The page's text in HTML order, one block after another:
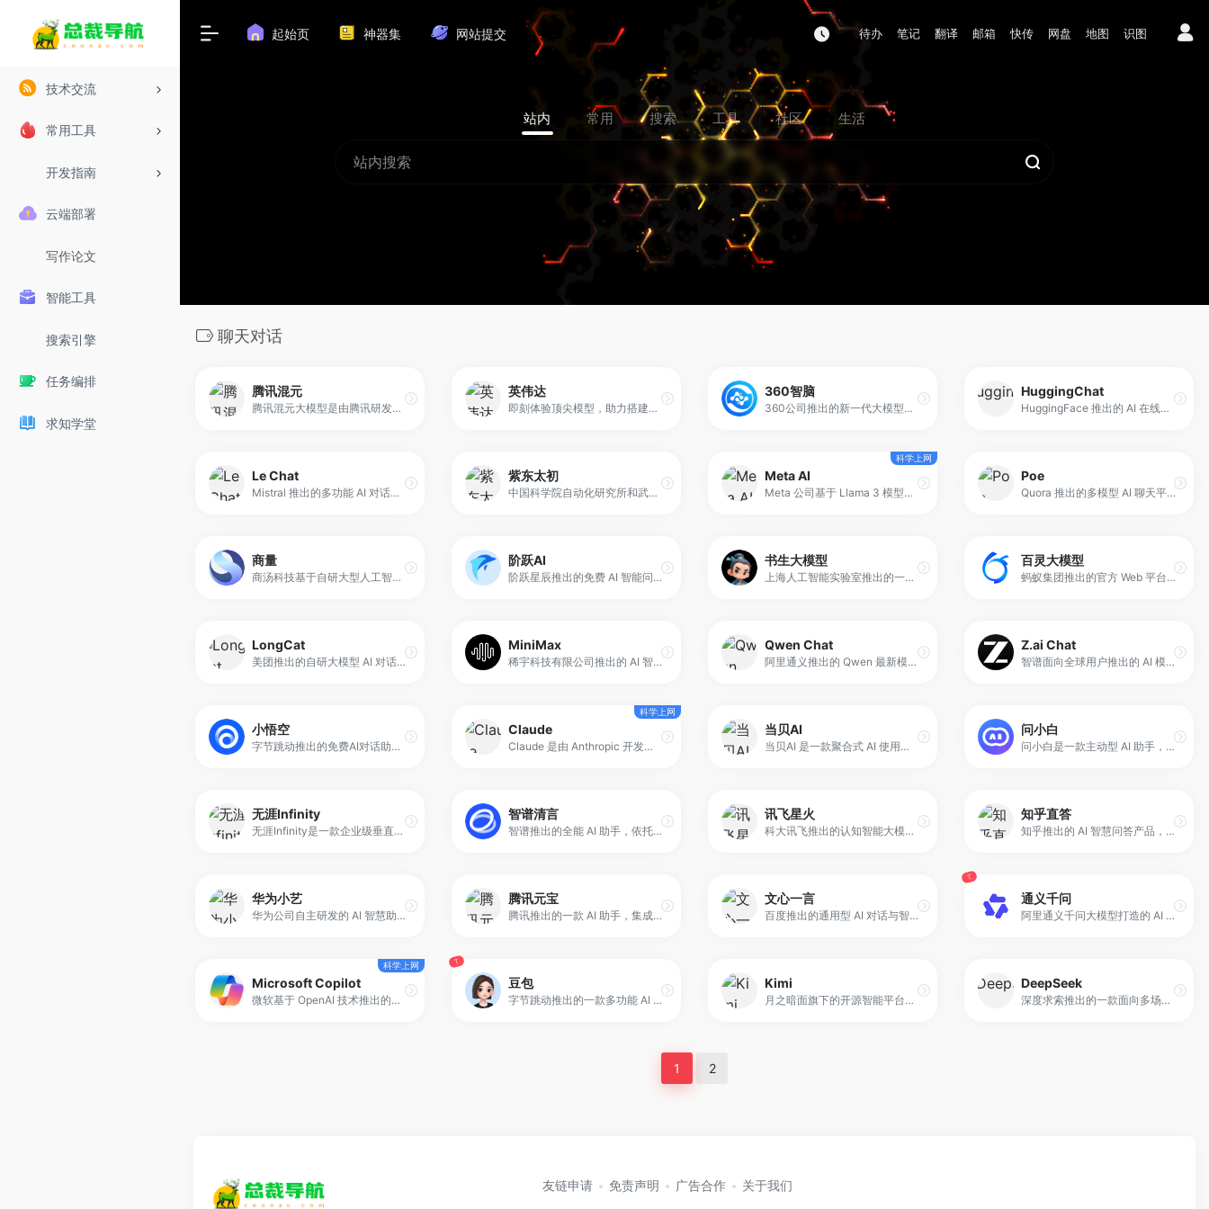
技术交流
常用工具
开发指南
云端部署
写作论文
智能工具
搜索引擎
任务编排
求知学堂
起始页 神器集 网站提交 待办 笔记 翻译 邮箱 快传 网盘 地图 识图
站内 常用 搜索 工具 社区 生活
聊天对话
腾讯混元
腾讯混元大模型是由腾讯研发的大语言模型，具备跨领域知识和自然语言理解能力，实现基于人机自然语言对话的方式，理解用户指令并执行任务，帮助用户实现人获取信息，知识和灵感。
英伟达
即刻体验顶尖模型，助力搭建企业级生成式人工智能应用。
360智脑
360公司推出的新一代大模型驱动数字人，融合人工智能、大数据分析和数字人技术。它具备形象化和拟人化交互能力，可进行知识问答、资料查找、内容分析和信息总结，为用户提供智能辅助和个性化学习支持。
HuggingChat
HuggingFace 推出的 AI 在线聊天机器人，基于 300 亿参数的 Open Assistant 模型。它能执行内容生成、问答、代码编写等多任务，并且不存储用户聊天数据，专注于提供安全、快速和个性化的对话体验。
Le Chat
Mistral 推出的多功能 AI 对话聊天助手，基于 Magistral 模型提供多语言理解和推理能力。它支持文本与语音输入，可执行深度研究、图像与代码生成、文档协作和网页搜索等功能。
紫东太初
中国科学院自动化研究所和武汉人工智能研究院推出新一代多模态大模型，支持多轮问答、文本创作、图像生成、3D理解、信号分析等全面问答任务，拥有更强的认知、理解、创作能力，带来全新互动体验。
科学上网
Meta AI
Meta 公司基于 Llama 3 模型推出的免费 AI 聊天机器人，被集成在旗下社交平台和网页版中。它不仅支持自然语言对话，还具备图像生成、动画制作、GIF 创作及实时搜索等多功能。
Poe
Quora 推出的多模型 AI 聊天平台，支持 ChatGPT、Claude、Gemini 等多种知名 AI 模型。用户可在一个统一界面进行实时对话、内容创作、编程辅助与翻译任务。
商量
商汤科技基于自研大型人工智能模型体系“日日新”(SenseNova)开发的 AI 聊天助手。平台不仅支持自然语言多轮对话，还具备逻辑推理、语言纠错、文本创作、情感分析以及多模态处理能力。
阶跃AI
阶跃星辰推出的免费 AI 智能问答助手，支持连续多轮对话和多模态交互。通过文本、图像、视频及网页内容的理解与分析，平台还包括 AI 视频生成、文档阅读、研究报告生成等功能。
书生大模型
上海人工智能实验室推出的一系列 AI 助手平台，涵盖 InternLM 与 InternVL 等模型，定位于可响应人类指令、支持多模态输入与复杂任务处理的智能体。
百灵大模型
蚂蚁集团推出的官方 Web 平台，用于与其自研的百灵大模型家族进行交互和体验。平台支持体验 Ling-1T、Ring-1T 等模型，强调高速响应与复杂推理能力，同时原生支持多模态输入，如图片识别和音频识别。
LongCat
美团推出的自研大模型 AI 对话平台，定位于具备高性能推理能力和智能体任务优势的通用大模型。其最新版本 LongCat-Flash-Chat 已正式开源，采用混合专家模型（MoE）架构，总参数规模达 5600 亿。
MiniMax
稀宇科技有限公司推出的 AI 智能问答助手，基于顶尖多模态大语言模型打造的智能AI伙伴，支持MCP多智能体协作，让AI团队为你高效解决复杂问题。10倍速获取信息，10倍速解决问题，无论你是学生、职场人士、自由工作者还是创作者，Agent都能随叫随到，一触即用。
Qwen Chat
阿里通义推出的 Qwen 最新模型体验平台，用于集中展示和体验 Qwen 系列大模型能力。平台支持在同一界面中调用多个 Qwen 模型进行对话与任务处理，帮助用户直观对比不同模型在理解、生成和推理方面的表现。
Z.ai Chat
智谱面向全球用户推出的 AI 模型体验与能力整合平台，核心定位是 多模型统一体验与应用开发入口。平台集成了包括 GLM-4.7、GLM-4.6V 在内的多种先进模型，重点提升自然语言理解、生成与多语言处理能力。
小悟空
字节跳动推出的免费AI对话助手和个人助理，定位为“私人助理”类服务产品。它以轻量化、便捷性为核心，旨在帮助用户完成日常生活中的信息查询、任务处理与智能服务。
科学上网
Claude
Claude 是由 Anthropic 开发的 AI 助手，用户可以通过对话与其完成写作、总结、信息整理、创意生成等任务。它的核心特点在于支持多轮交互，能够理解上下文并持续跟进用户需求，从而更贴近“助手式协作”。Claude 适合需要在对话中不断迭代、反复完善内容的用户群体，包括内容创作者、学生、职场人士与团队协作场景。
当贝AI
当贝AI 是一款聚合式 AI 使用平台，核心定位是为普通用户和高频使用者提供稳定、高效的大模型体验。平台支持包括 DeepSeek-R1 671B、豆包、通义千问、智谱等在内的多种主流 AI 模型，用户可以根据不同任务自由选择或切换。
问小白
问小白是一款主动型 AI 助手，面向普通用户与内容创作者，提供多场景智能服务。平台支持 Deepseek R1/V3/V3.1、问小白5（对标 OpenAI GPT-5）等顶级大模型，并且强调免费使用。其核心特点是集合 AI 联网搜索、AI 学术搜索、Deep Research、AI 图片编辑与生成、以及 AI 智能体情感陪伴等能力，试图构建一个既能“做事”，又能“陪伴”的综合型 AI 平台。
无涯Infinity
无涯Infinity是一款企业级垂直领域问答产品，它以 星环大模型底座为核心能力，结合 个人知识库、企业知识库、法律法规、财经等多种知识源，实现“跨知识源、跨场景”的智能问答与信息检索。
智谱清言
智谱推出的全能 AI 助手，依托 GLM-4.6 大模型，具备强大的语言理解和多模态处理能力。平台支持精通对话、写作与编程，同时能够理解图像和文档内容，为用户提供智能答疑、创意激发及任务辅助服务。
讯飞星火
科大讯飞推出的认知智能大模型，具备跨领域知识和语言理解能力。平台支持自然语言交互，能够执行任务、回答问题、进行逻辑推理、数学题解答，以及代码理解与编写等操作。
知乎直答
知乎推出的 AI 智慧问答产品，基于大模型技术和多智能体系统，能够从知乎社区的优质内容及其他数据源中整合信息，为用户提供高质量答案。平台通过自然语言理解和深度学习算法优化搜索结果，支持多维度问题解析，使用户能够快速获取权威、可信的内容，并满足多种信息需求。
华为小艺
华为公司自主研发的 AI 智慧助手，集成最新人工智能技术，为用户提供多场景、多功能的智能服务。小艺支持 AI 知识问答、文档助手、写作辅助、编码辅助、鸿蒙代码生成与问答、AI 识图等功能。
腾讯元宝
腾讯推出的一款 AI 助手，集成 DeepSeek 搜索引擎和智能推荐功能，旨在为用户提供跨平台的信息检索体验。它不仅可以快速搜索公众号和视频号内容，还支持在多端设备上同步使用，实现信息集中管理。
文心一言
百度推出的通用型 AI 对话与智能助手产品，基于文心大模型能力构建。它既可以作为智能伙伴进行日常聊天、回答问题、画图识图，也可以作为 AI 助手，在写作、文案创作、文档阅读、智能翻译等任务中为用户提供实用支持，帮助更高效地完成工作和学习相关事项。
T
通义千问
阿里通义千问大模型打造的 AI 对话助手，依托通义千问大模型能力，提供问答、写作、代码、翻译、录音、PPT 创作、文档处理及音视频速读等多功能服务。
科学上网
Microsoft Copilot
微软基于 OpenAI 技术推出的生成式人工智能助手，深度集成在 Microsoft 365 套件中，包括 Word、Excel、PowerPoint、Outlook 等核心应用。它能够理解用户指令，辅助完成文档编辑、数据分析、演示制作及邮件管理等任务，提高办公效率与决策速度。
T
豆包
字节跳动推出的一款多功能 AI 工具，同时也是面向大众用户的免费 AI 聊天机器人。它基于豆包大模型构建，核心能力集中在自然语言理解、多轮对话和任务辅助上。用户可以通过对话的方式，让豆包完成写作、阅读分析、信息整合以及多种创意类任务。
Kimi
月之暗面旗下的开源智能平台，最新推出 K2.5 模型，同时开放 Agent 集群预览版。平台以视觉编程为核心，结合智能 Agent 技术，支持从像素级网页复刻到专家级办公任务交付，为用户提供可视化、自动化的任务管理与执行能力。
DeepSeek
深度求索推出的一款面向多场景的智能助手，基于先进的人工智能与自然语言处理技术开发。它支持文档上传、长文本对话以及多种任务处理，包括编程辅助、内容创作和信息整理。
1 2
友链申请 免责声明 广告合作 关于我们